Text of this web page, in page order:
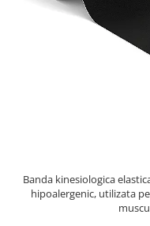
Banda kinesiologica
hipoalergenic, utilizata